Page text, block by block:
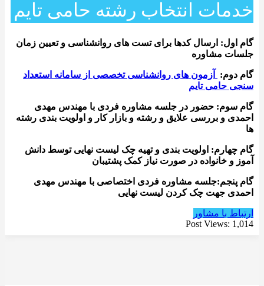
خدمات انتخاب رشته حامی تایم
گام اول: ارسال کدها برای تست های روانشناسی و تعیین زمان
جلسات مشاوره
گام دوم:
آزمون های روانشناسی تخصصی از سامانه استعداد
سنجی حامی تایم
گام سوم: حضور در جلسه مشاوره فردی با مهندس مهدی
احمدی و بررسی علایق و رشته و بازار کار و اولویت بندی رشته
ها
گام چهارم: اولویت بندی و تهیه چک لیست نهایی توسط دانش
آموز و خانواده در صورت نیاز کمک پشتیبان
گام پنجم:جلسه مشاوره فردی اختصاصی با مهندس مهدی
احمدی جهت چک کردن لیست نهایی
ارتباط با مشاور
Post Views: 1,014